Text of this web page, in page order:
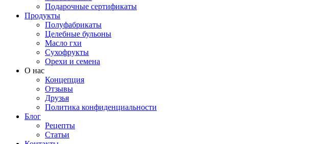
Подарочные сертификаты
Продукты
Полуфабрикаты
Целебные бульоны
Масло гхи
Сухофрукты
Орехи и семена
О нас
Концепция
Отзывы
Друзья
Политика конфиденциальности
Блог
Рецепты
Статьи